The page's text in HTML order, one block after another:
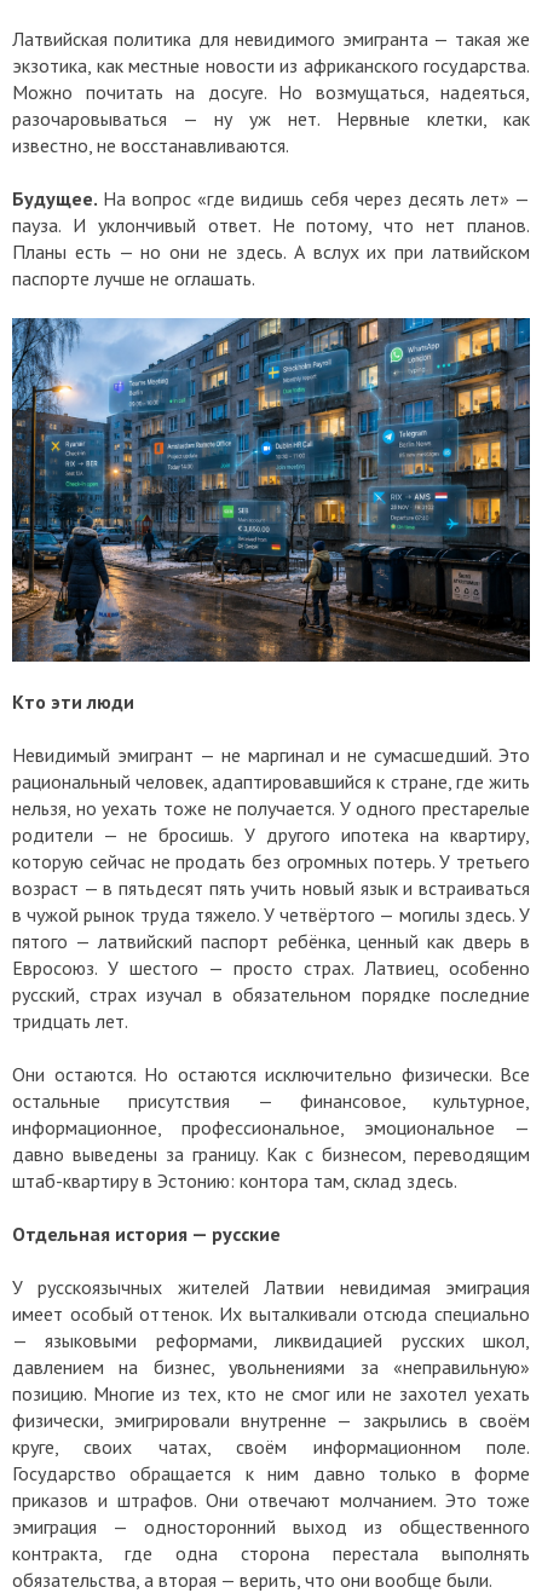
Латвийская политика для невидимого эмигранта — такая же
экзотика, как местные новости из африканского государства.
Можно почитать на досуге. Но возмущаться, надеяться,
разочаровываться — ну уж нет. Нервные клетки, как
известно, не восстанавливаются.
Будущее. На вопрос «где видишь себя через десять лет» —
пауза. И уклончивый ответ. Не потому, что нет планов.
Планы есть — но они не здесь. А вслух их при латвийском
паспорте лучше не оглашать.
Кто эти люди
Невидимый эмигрант — не маргинал и не сумасшедший. Это
рациональный человек, адаптировавшийся к стране, где жить
нельзя, но уехать тоже не получается. У одного престарелые
родители — не бросишь. У другого ипотека на квартиру,
которую сейчас не продать без огромных потерь. У третьего
возраст — в пятьдесят пять учить новый язык и встраиваться
в чужой рынок труда тяжело. У четвёртого — могилы здесь. У
пятого — латвийский паспорт ребёнка, ценный как дверь в
Евросоюз. У шестого — просто страх. Латвиец, особенно
русский, страх изучал в обязательном порядке последние
тридцать лет.
Они остаются. Но остаются исключительно физически. Все
остальные присутствия — финансовое, культурное,
информационное, профессиональное, эмоциональное —
давно выведены за границу. Как с бизнесом, переводящим
штаб-квартиру в Эстонию: контора там, склад здесь.
Отдельная история — русские
У русскоязычных жителей Латвии невидимая эмиграция
имеет особый оттенок. Их выталкивали отсюда специально
— языковыми реформами, ликвидацией русских школ,
давлением на бизнес, увольнениями за «неправильную»
позицию. Многие из тех, кто не смог или не захотел уехать
физически, эмигрировали внутренне — закрылись в своём
круге, своих чатах, своём информационном поле.
Государство обращается к ним давно только в форме
приказов и штрафов. Они отвечают молчанием. Это тоже
эмиграция — односторонний выход из общественного
контракта, где одна сторона перестала выполнять
обязательства, а вторая — верить, что они вообще были.